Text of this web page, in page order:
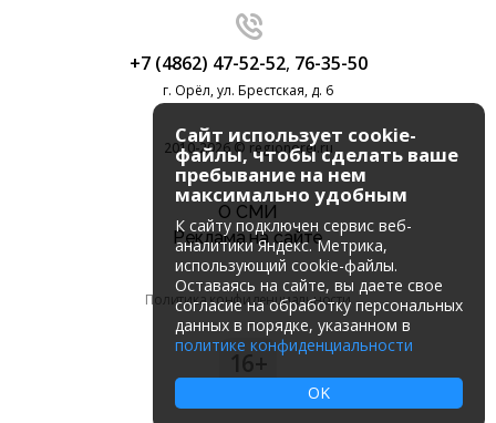
+7 (4862) 47-52-52, 76-35-50
г. Орёл, ул. Брестская, д. 6
2010-2026 © regionorel.ru
О СМИ
Реклама на сайте
Политика конфиденциальности
16+
Сайт использует cookie-
файлы, чтобы сделать ваше
пребывание на нем
максимально удобным
К cайту подключен сервис веб-
аналитики Яндекс. Метрика,
использующий cookie-файлы.
Оставаясь на сайте, вы даете свое
согласие на обработку персональных
данных в порядке, указанном в
политике конфиденциальности
OK